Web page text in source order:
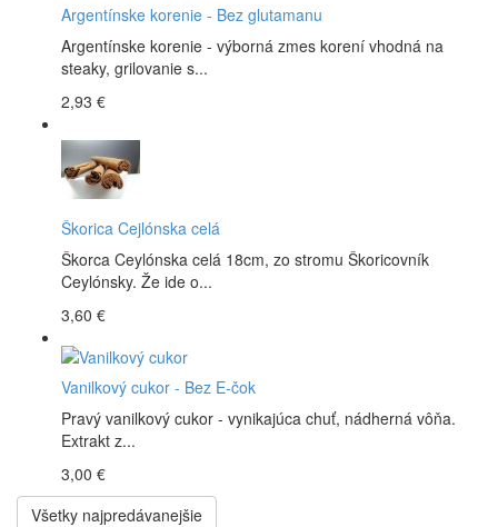
Argentínske korenie - Bez glutamanu
Argentínske korenie - výborná zmes korení vhodná na
steaky, grilovanie s...
2,93 €
Škorica Cejlónska celá
Škorca Ceylónska celá 18cm, zo stromu Škoricovník
Ceylónsky. Že ide o...
3,60 €
Vanilkový cukor - Bez E-čok
Pravý vanilkový cukor - vynikajúca chuť, nádherná vôňa.
Extrakt z...
3,00 €
Všetky najpredávanejšie